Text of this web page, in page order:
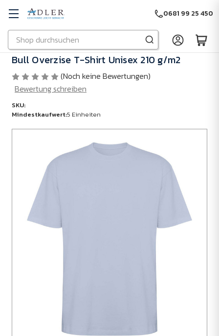
Zu Hauptinhalt springen
Suchen
0681 99 25 450
Bull Overzise T-Shirt Unisex 210 g/m2
(Noch keine Bewertungen)
Bewertung schreiben
SKU:
Mindestkaufwert:5 Einheiten